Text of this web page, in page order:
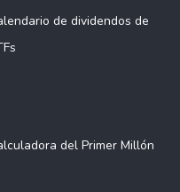
-
de dividendos de
del Primer Millón